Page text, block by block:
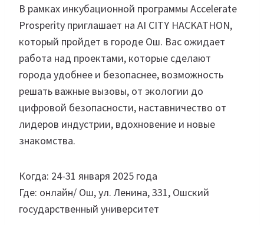
В рамках инкубационной программы Accelerate
Prosperity приглашает на AI CITY HACKATHON,
который пройдет в городе Ош. Вас ожидает
работа над проектами, которые сделают
города удобнее и безопаснее, возможность
решать важные вызовы, от экологии до
цифровой безопасности, наставничество от
лидеров индустрии, вдохновение и новые
знакомства.
Когда: 24-31 января 2025 года
Где: онлайн/ Ош, ул. Ленина, 331, Ошский
государственный университет